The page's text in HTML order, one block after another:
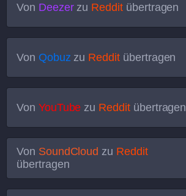
Von Deezerzu Redditübertragen
Von Qobuz zu Reddit übertragen
Von YouTube zu Redditübertragen
Von SoundCloud zu Reddit
übertragen